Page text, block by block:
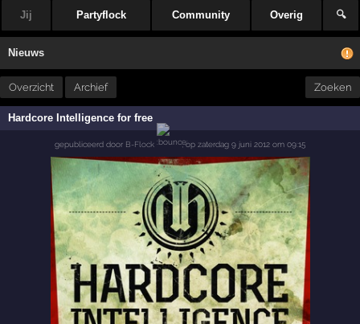
Jij Partyflock Community Overig 🔍
Nieuws
Overzicht Archief Zoeken
Hardcore Intelligence for free
gepubliceerd door B-Flock , op zaterdag 9 juni 2012 om 09:15